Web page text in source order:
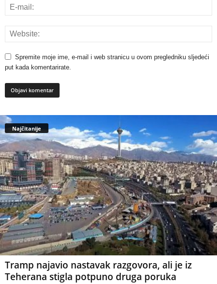
Spremite moje ime, e-mail i web stranicu u ovom pregledniku sljedeći
put kada komentarirate.
Najčitanije
Tramp najavio nastavak razgovora, ali je iz
Teherana stigla potpuno druga poruka